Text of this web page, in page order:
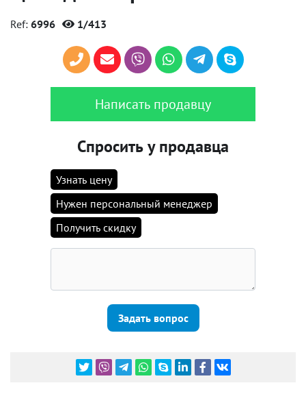
Ref: 6996 1/413
Написать продавцу
Спросить у продавца
Узнать цену
Нужен персональный менеджер
Получить скидку
Задать вопрос